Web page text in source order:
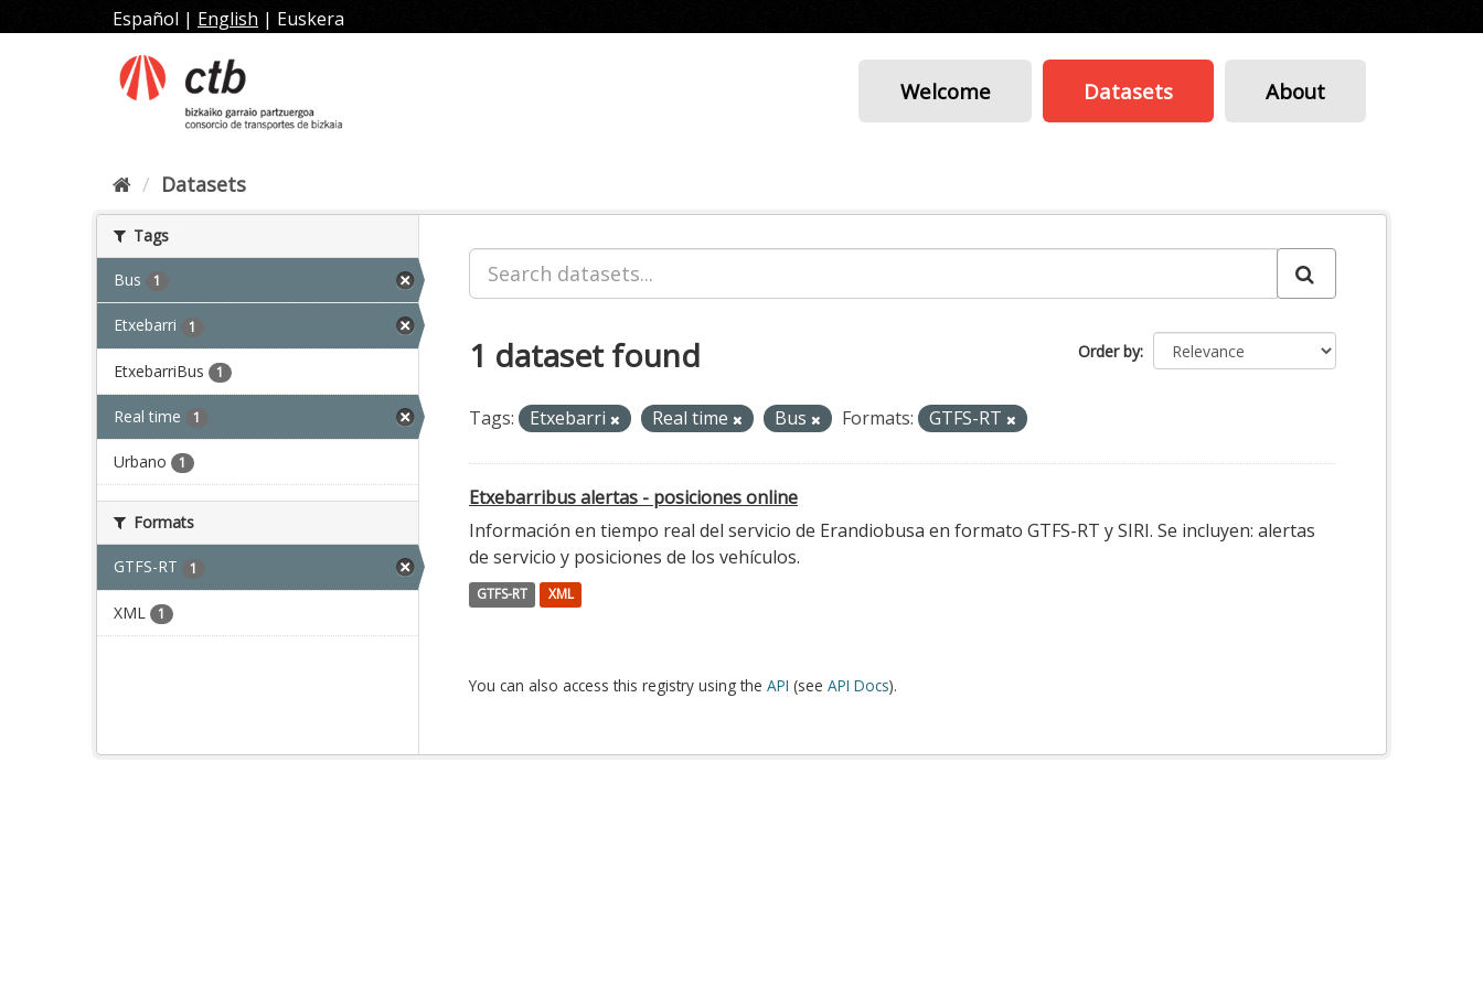
to
Español | English | Euskera
Welcome Datasets About
Datasets
Tags
Bus 1
Etxebarri 1
EtxebarriBus 1
Real time 1
Urbano 1
Formats
GTFS-RT 1
XML 1
Order by
1 dataset found
Tags: Etxebarri Real time Bus Formats: GTFS-RT
Etxebarribus alertas - posiciones online
Información en tiempo real del servicio de Erandiobusa en formato GTFS-RT y SIRI. Se incluyen: alertas
de servicio y posiciones de los vehículos.
GTFS-RT XML
You can also access this registry using the API (see API Docs).